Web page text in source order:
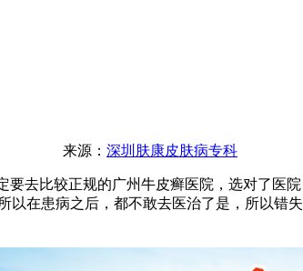
来源： 深圳肤康皮肤病专科
比较正规的广州牛皮癣医院，选对了医
在患病之后，都不敢去医治了是，所以错